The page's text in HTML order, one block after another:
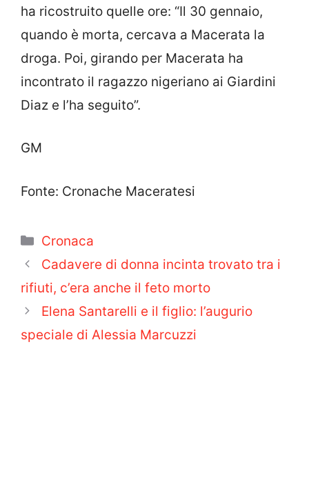
ha ricostruito quelle ore: “Il 30 gennaio,
quando è morta, cercava a Macerata la
droga. Poi, girando per Macerata ha
incontrato il ragazzo nigeriano ai Giardini
Diaz e l’ha seguito”.
GM
Fonte: Cronache Maceratesi
Categorie
Cronaca
Cadavere di donna incinta trovato tra i
rifiuti, c’era anche il feto morto
Elena Santarelli e il figlio: l’augurio
speciale di Alessia Marcuzzi